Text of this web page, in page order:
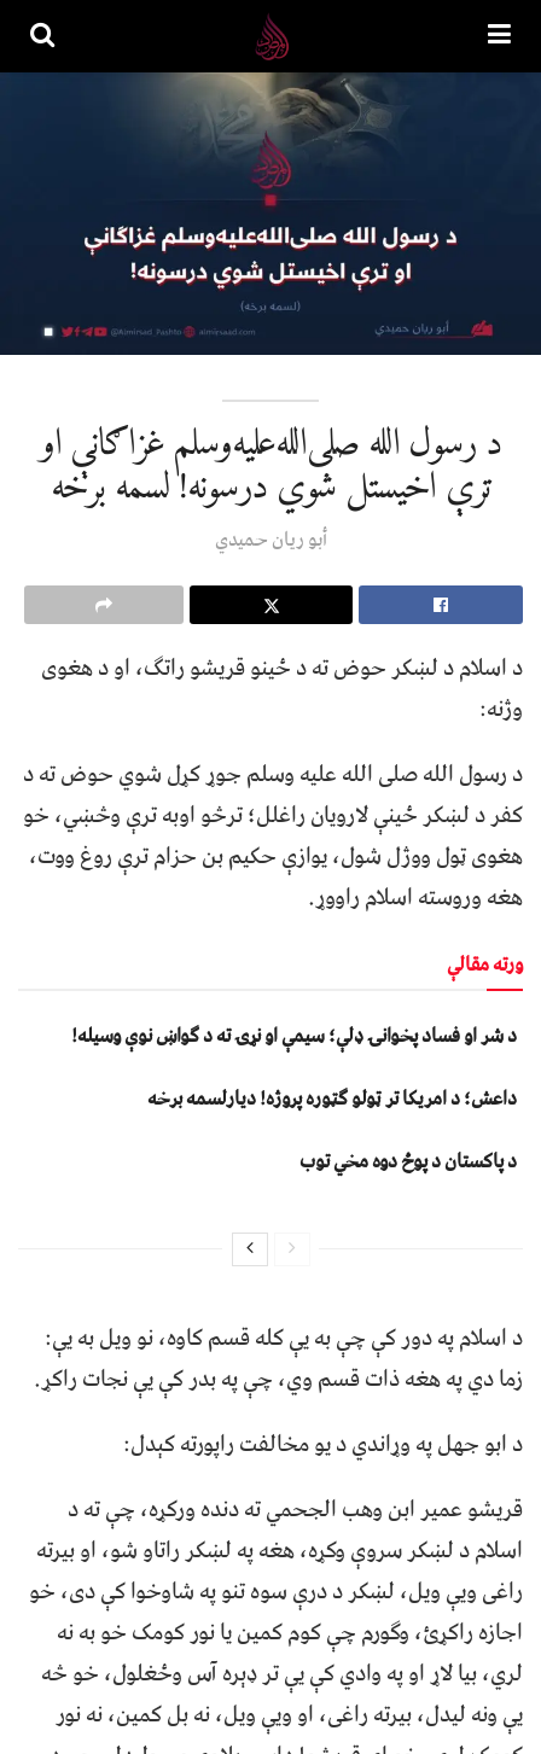
د رسول الله صلی‌الله‌علیه‌وسلم غزاګانې او
ترې اخیستل شوي درسونه! لسمه برخه
أبو ریان حمیدي
د اسلام د لښکر حوض ته د ځینو قریشو راتګ، او د هغوی
وژنه:
د رسول الله صلی الله علیه وسلم جوړ کړل شوي حوض ته د
کفر د لښکر ځینې لارویان راغلل؛ ترڅو اوبه ترې وڅښي، خو
هغوی ټول ووژل شول، یوازې حکیم بن حزام ترې روغ ووت،
هغه وروسته اسلام راووړ.
ورته مقالې
د شر او فساد پخوانۍ ډلې؛ سیمې او نړۍ ته د ګواښ نوې وسیله!
داعش؛ د امریکا تر ټولو ګټوره پروژه! دیارلسمه برخه
د پاکستان د پوځ دوه مخي توب
د اسلام په دور کې چې به یې کله قسم کاوه، نو ویل به یې:
زما دي په هغه ذات قسم وي، چې په بدر کې یې نجات راکړ.
د ابو جهل په وړاندي د یو مخالفت راپورته کېدل:
قریشو عمیر ابن وهب الجحمي ته دنده ورکړه، چې ته د
اسلام د لښکر سروې وکړه، هغه په لښکر راتاو شو، او بیرته
راغی ویې ویل، لښکر د درې سوه تنو په شاوخوا کې دی، خو
اجازه راکړئ، وګورم چې کوم کمین یا نور کومک خو به نه
لري، بیا لاړ او په وادي کې یې تر ډېره آس وځغلول، خو څه
یې ونه لیدل، بیرته راغی، او ویې ویل، نه بل کمین، نه نور